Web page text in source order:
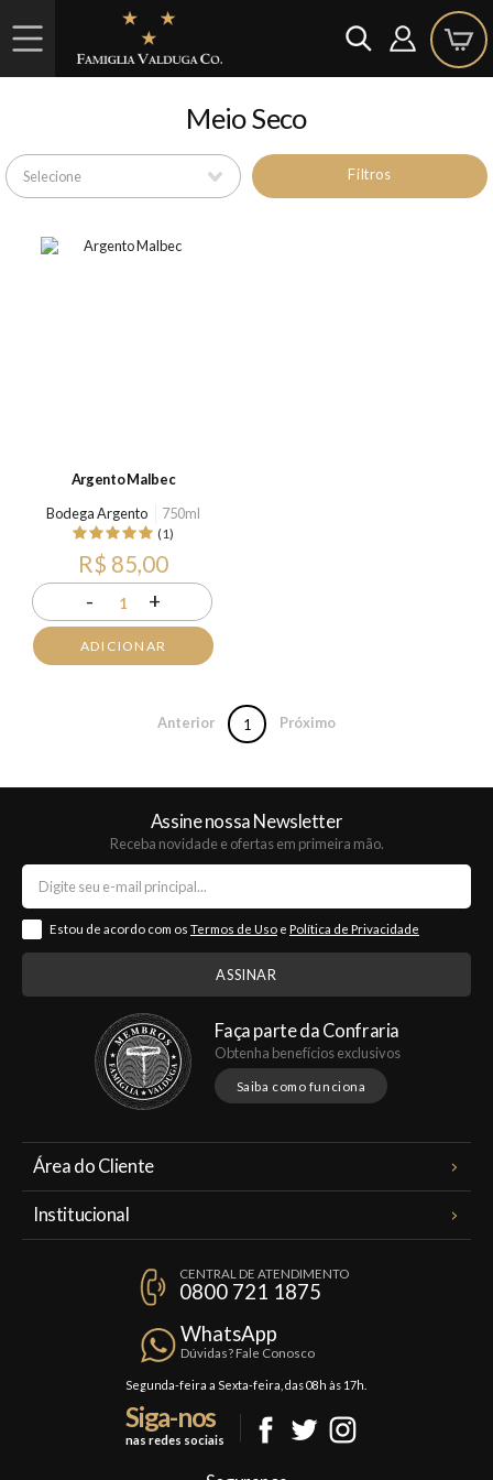
Meio Seco
Filtros
Argento Malbec
Bodega Argento
750ml
(1)
R$ 85,00
- 1 +
ADICIONAR
Anterior 1 Próximo
Assine nossa Newsletter
Receba novidade e ofertas em primeira mão.
Estou de acordo com os Termos de Uso e Política de Privacidade
Faça parte da Confraria
Obtenha benefícios exclusivos
Saiba como funciona
Área do Cliente
Institucional
Política de Privacidade
Trocas e Devoluções
Formas de Pagamento
CENTRAL DE ATENDIMENTO
0800 721 1875
WhatsApp
Dúvidas? Fale Conosco
Segunda-feira a Sexta-feira, das 08h às 17h.
Siga-nos
nas redes sociais